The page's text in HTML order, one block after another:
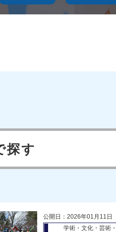
探す
公開日：2026年01月11日
学術・文化・芸術